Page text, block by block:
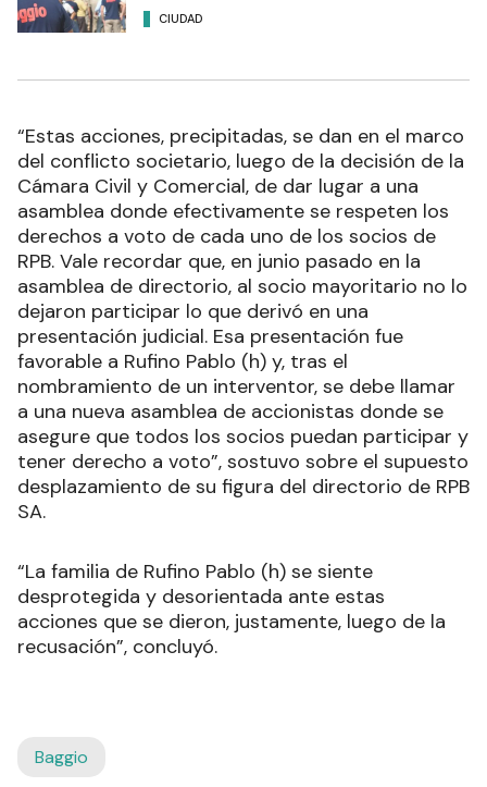
CIUDAD
“Estas acciones, precipitadas, se dan en el marco
del conflicto societario, luego de la decisión de la
Cámara Civil y Comercial, de dar lugar a una
asamblea donde efectivamente se respeten los
derechos a voto de cada uno de los socios de
RPB. Vale recordar que, en junio pasado en la
asamblea de directorio, al socio mayoritario no lo
dejaron participar lo que derivó en una
presentación judicial. Esa presentación fue
favorable a Rufino Pablo (h) y, tras el
nombramiento de un interventor, se debe llamar
a una nueva asamblea de accionistas donde se
asegure que todos los socios puedan participar y
tener derecho a voto”, sostuvo sobre el supuesto
desplazamiento de su figura del directorio de RPB
SA.
“La familia de Rufino Pablo (h) se siente
desprotegida y desorientada ante estas
acciones que se dieron, justamente, luego de la
recusación”, concluyó.
Baggio